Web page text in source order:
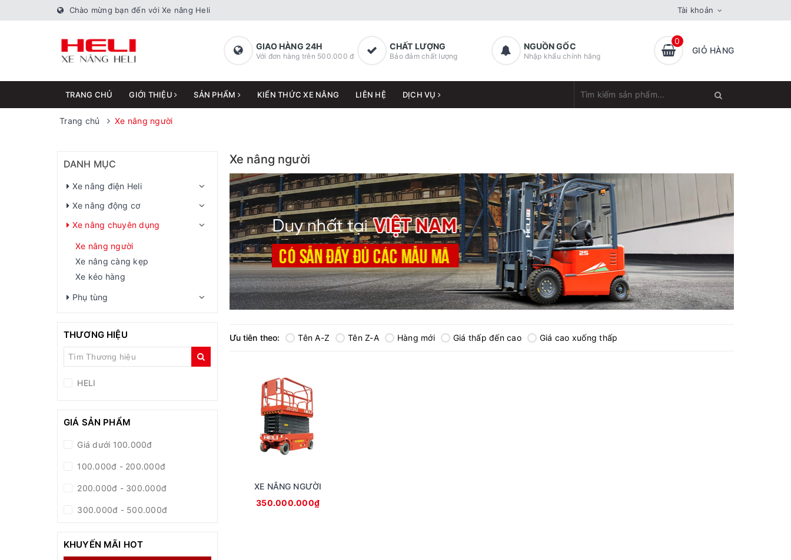
Chào mừng bạn đến với Xe nâng Heli Tài khoản
GIAO HÀNG 24H
Với đơn hàng trên 500.000 đ
CHẤT LƯỢNG
Bảo đảm chất lượng
NGUỒN GỐC
Nhập khẩu chính hãng
0
GIỎ HÀNG
TRANG CHỦ GIỚI THIỆU SẢN PHẨM KIẾN THỨC XE NÂNG LIÊN HỆ DỊCH VỤ
Trang chủ Xe nâng người
Xe nâng người
Ưu tiên theo: Tên A-Z Tên Z-A Hàng mới Giá thấp đến cao Giá cao xuống thấp
XE NÂNG NGƯỜI
350.000.000₫
DANH MỤC
Xe nâng điện Heli
Xe nâng động cơ
Xe nâng chuyên dụng
Xe nâng người
Xe nâng càng kẹp
Xe kéo hàng
Phụ tùng
THƯƠNG HIỆU
HELI
GIÁ SẢN PHẨM
Giá dưới 100.000đ
100.000đ - 200.000đ
200.000đ - 300.000đ
300.000đ - 500.000đ
KHUYẾN MÃI HOT